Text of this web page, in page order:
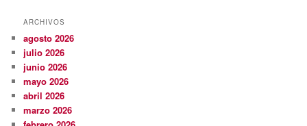
ARCHIVOS
agosto 2026
julio 2026
junio 2026
mayo 2026
abril 2026
marzo 2026